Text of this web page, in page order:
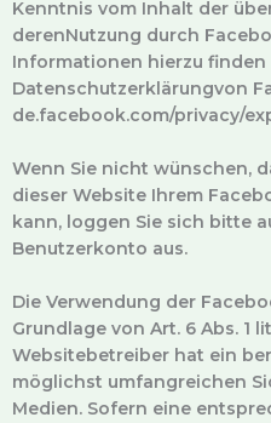
Kenntnis vom Inhalt der
derenNutzung durch
Informationen hierzu finden
Datenschutzerklärungvon
de.facebook.com/privacy/
Wenn Sie nicht wünschen,
dieser Website Ihrem
kann, loggen Sie sich bitte
Benutzerkonto aus.
Die Verwendung der
Grundlage von Art. 6 Abs. 1
Websitebetreiber hat ein
möglichst umfangreichen
Medien. Sofern eine